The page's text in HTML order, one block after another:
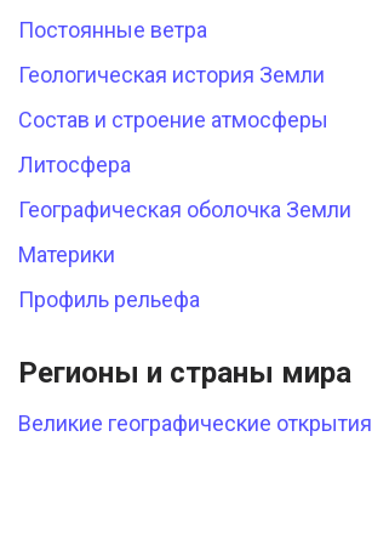
Постоянные ветра
Геологическая история Земли
Состав и строение атмосферы
Литосфера
Географическая оболочка Земли
Материки
Профиль рельефа
Регионы и страны мира
Великие географические открытия